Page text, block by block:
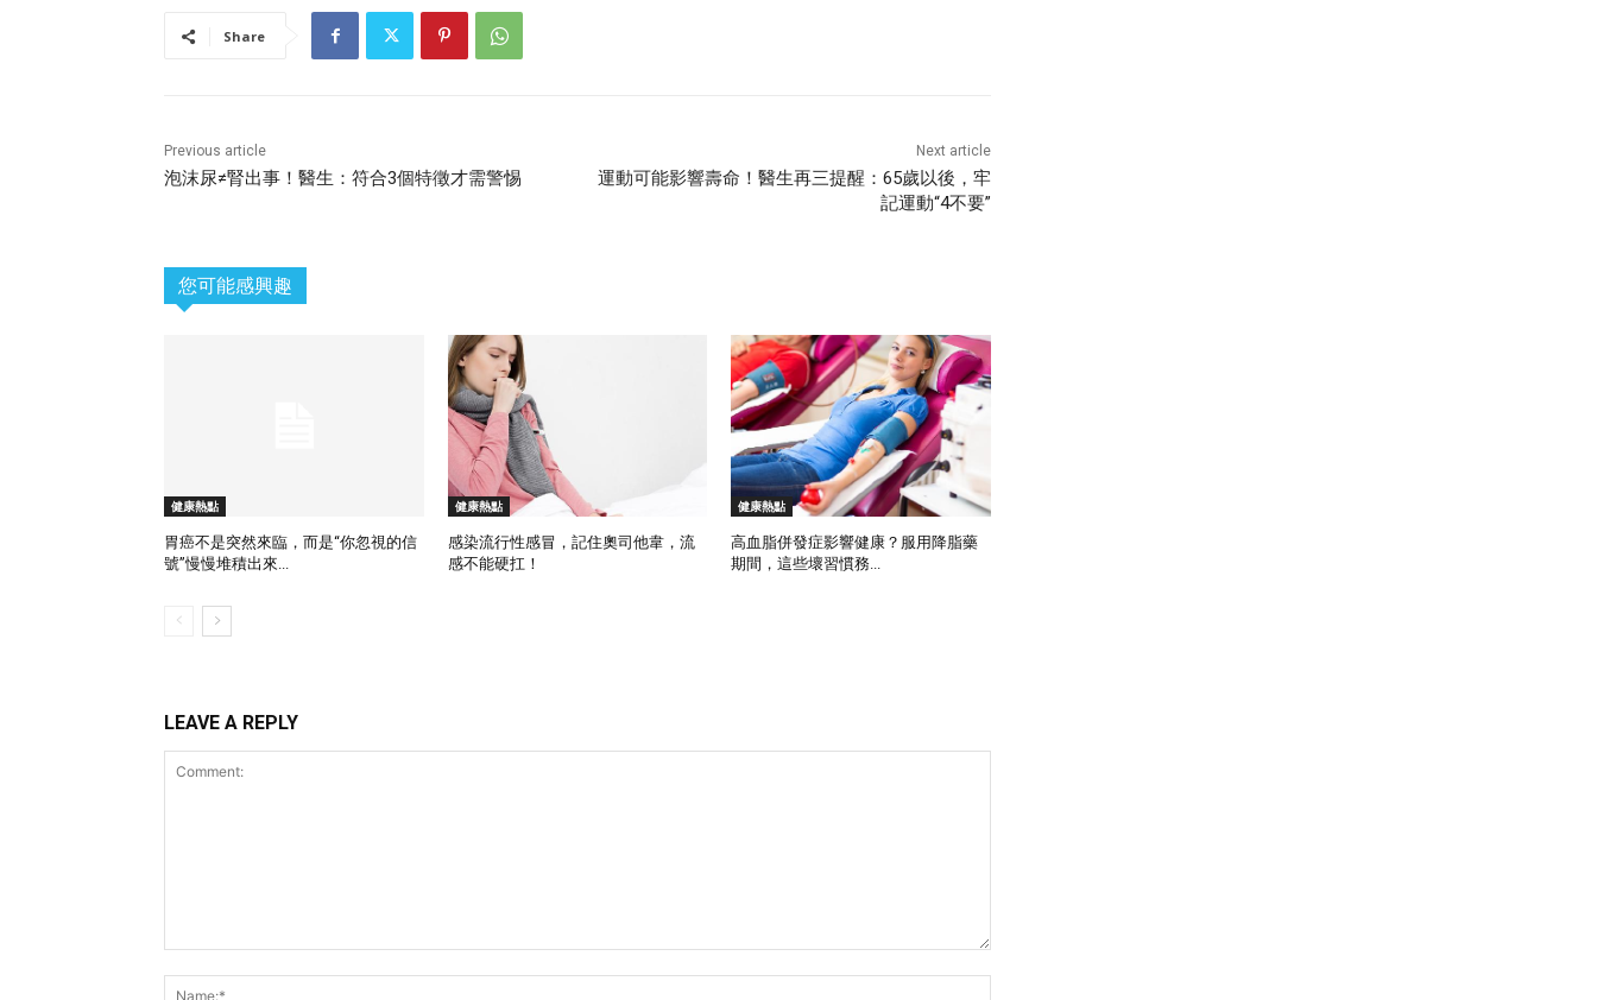
Share
Previous article
泡沫尿≠腎出事！醫生：符合3個特徵才需警惕
Next article
運動可能影響壽命！醫生再三提醒：65歲以後，牢
記運動“4不要”
您可能感興趣
健康熱點
胃癌不是突然來臨，而是“你忽視的信
號”慢慢堆積出來...
健康熱點
感染流行性感冒，記住奧司他韋，流
感不能硬扛！
健康熱點
高血脂併發症影響健康？服用降脂藥
期間，這些壞習慣務...
LEAVE A REPLY